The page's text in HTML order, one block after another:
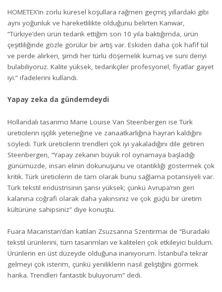
HOMETEX’in zorlu küresel koşullara rağmen geçmiş yıllardaki gibi
aynı yoğunluk ve hareketlilikte olduğunu belirten Kanwar,
“Türkiye’den ürün tedarik ettiğim son 10 yıla baktığımda, ürün
çeşitliliğinde gözle görülür bir artış var. Eskiden daha çok hafif tül
ve perde alırken, şimdi her türlü döşemelik kumaş ve suni deriyi
bulabiliyoruz. Kalite yüksek, tedarikçiler profesyonel, fiyatlar gayet
iyi.” ifadelerini kullandı.
Yapay zeka da gündemdeydi
Hollandalı tasarımcı Marie Louise Van Steenbergen ise Türk
üreticilerin işçilik yeteneğine ve zanaatkarlığına hayran kaldığını
söyledi. Türk üreticilerin trendleri çok iyi yakaladığını dile getiren
Steenbergen, “Yapay zekanın büyük rol oynamaya başladığı
günümüzde, insan elinin dokunuşunu ve otantikliği göstermek çok
kritik. Türk üreticilerin de tam olarak bunu sağlama potansiyeli var.
Türk tekstil endüstrisinin şansı yüksek; çünkü Avrupa’nın geri
kalanına coğrafi olarak daha yakınsınız ve çok güçlü bir üretim
kültürüne sahipsiniz” diye konuştu.
Fuara Macaristan’dan katılan Zsuzsanna Szentirmai de “Buradaki
tekstil ürünlerini, tüm tasarımları ve kaliteleri çok etkileyici buldum.
Ürünlerin en üst düzeyde olduğuna inanıyorum. İstanbul’a tekrar
gelmeyi çok isterim, çünkü yeniliklerin nasıl geliştiğini görmek
harika. Trendleri fantastik buluyorum” dedi.